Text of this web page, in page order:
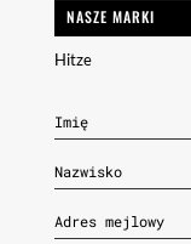
NASZE MARKI
Hitze